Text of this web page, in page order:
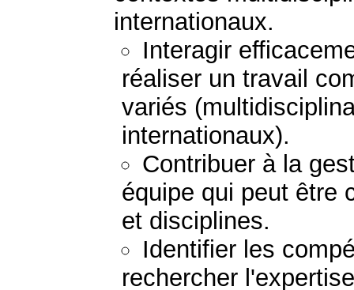
internationaux.
Interagir
réaliser un travail
variés
internationaux).
Contribuer à la
équipe qui peut être
et disciplines.
Identifier les
rechercher